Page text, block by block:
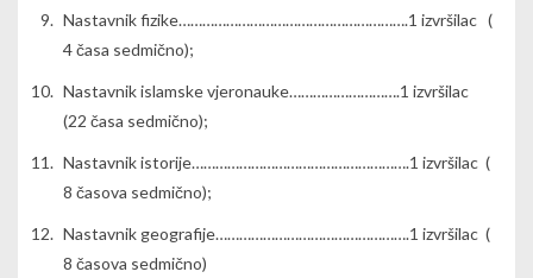
Nastavnik fizike………………………………………………….1 izvršilac (
4 časa sedmično);
Nastavnik islamske vjeronauke……………………….1 izvršilac
(22 časa sedmično);
Nastavnik istorije……………………………………………….1 izvršilac (
8 časova sedmično);
Nastavnik geografije………………………………………….1 izvršilac (
8 časova sedmično)